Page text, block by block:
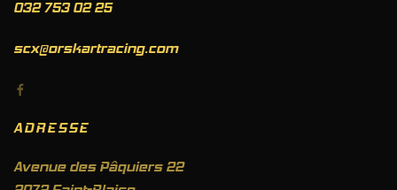
032 753 02 25
scx@orskartracing.com
ADRESSE
Avenue des Pâquiers 22